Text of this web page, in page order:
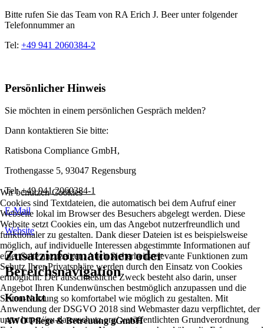
Bitte rufen Sie das Team von RA Erich J. Beer unter folgender
Telefonnummer an
Tel: +49 941 2060384-2
Persönlicher Hinweis
Sie möchten in einem persönlichen Gespräch melden?
Dann kontaktieren Sie bitte:
Ratisbona Compliance GmbH,
Trothengasse 5, 93047 Regensburg
Tel:+49 941 2060384-1
E-Mail
Website
Zusatzinformationen oder
Bereichsnavigation
Kontakt
AWO Pflege & Betreuung gGmbH
Wir benutzen Cookies
Cookies sind Textdateien, die automatisch bei dem Aufruf einer
Webseite lokal im Browser des Besuchers abgelegt werden. Diese
Website setzt Cookies ein, um das Angebot nutzerfreundlich und
funktionaler zu gestalten. Dank dieser Dateien ist es beispielsweise
möglich, auf individuelle Interessen abgestimmte Informationen auf
einer Seite anzuzeigen. Auch Sicherheitsrelevante Funktionen zum
Schutz Ihrer Privatsphäre werden durch den Einsatz von Cookies
ermöglicht. Der ausschließliche Zweck besteht also darin, unser
Angebot Ihren Kundenwünschen bestmöglich anzupassen und die
Seiten-Nutzung so komfortabel wie möglich zu gestalten. Mit
Anwendung der DSGVO 2018 sind Webmaster dazu verpflichtet, der
unter https://eu-datenschutz.org/ veröffentlichten Grundverordnung